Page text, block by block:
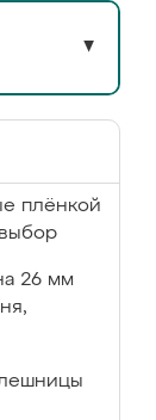
▼
плёнкой
26 мм